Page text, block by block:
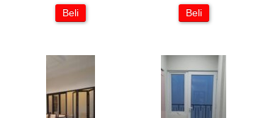
Beli Beli